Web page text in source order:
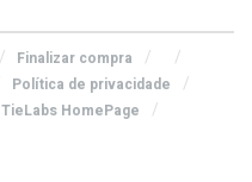
Finalizar compra
Política de privacidade
TieLabs HomePage